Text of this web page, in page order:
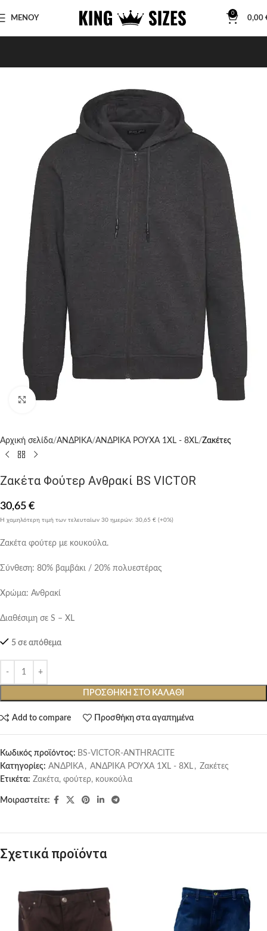
ΜΕΝΟΥ
0
0,00
Click to enlarge
Αρχική σελίδα ΑΝΔΡΙΚΑ ΑΝΔΡΙΚΑ ΡΟΥΧΑ 1XL - 8XL Ζακέτες
Ζακέτα Φούτερ Ανθρακί BS VICTOR
30,65 €
Η χαμηλότερη τιμή των τελευταίων 30 ημερών: 30,65 € (+0%)
Ζακέτα φούτερ με κουκούλα.
Σύνθεση: 80% βαμβάκι / 20% πολυεστέρας
Χρώμα: Ανθρακί
Διαθέσιμη σε S – XL
5 σε απόθεμα
ΠΡΟΣΘΉΚΗ ΣΤΟ ΚΑΛΆΘΙ
Add to compare Προσθήκη στα αγαπημένα
Κωδικός προϊόντος: BS-VICTOR-ANTHRACITE
Κατηγορίες: ΑΝΔΡΙΚΑ , ΑΝΔΡΙΚΑ ΡΟΥΧΑ 1XL - 8XL , Ζακέτες
Ετικέτα: Ζακέτα, φούτερ, κουκούλα
Μοιραστείτε:
Σχετικά προϊόντα